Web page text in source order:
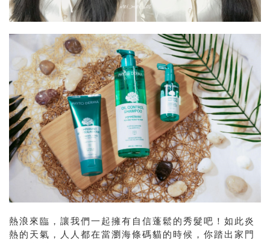
熱浪來臨，讓我們一起擁有自信蓬鬆的秀髮吧！如此炎
熱的天氣，人人都在當瀏海條碼貓的時候，你踏出家門